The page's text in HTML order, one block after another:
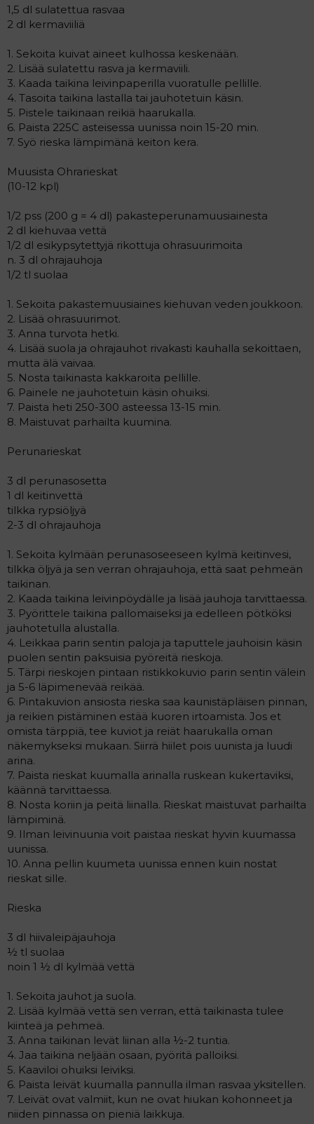
1,5 dl sulatettua rasvaa
2 dl kermaviiliä
1. Sekoita kuivat aineet kulhossa keskenään.
2. Lisää sulatettu rasva ja kermaviili.
3. Kaada taikina leivinpaperilla vuoratulle pellille.
4. Tasoita taikina lastalla tai jauhotetuin käsin.
5. Pistele taikinaan reikiä haarukalla.
6. Paista 225C asteisessa uunissa noin 15-20 min.
7. Syö rieska lämpimänä keiton kera.
Muusista Ohrarieskat
(10-12 kpl)
1/2 pss (200 g = 4 dl) pakasteperunamuusiainesta
2 dl kiehuvaa vettä
1/2 dl esikypsytettyjä rikottuja ohrasuurimoita
n. 3 dl ohrajauhoja
1/2 tl suolaa
1. Sekoita pakastemuusiaines kiehuvan veden joukkoon.
2. Lisää ohrasuurimot.
3. Anna turvota hetki.
4. Lisää suola ja ohrajauhot rivakasti kauhalla sekoittaen,
mutta älä vaivaa.
5. Nosta taikinasta kakkaroita pellille.
6. Painele ne jauhotetuin käsin ohuiksi.
7. Paista heti 250-300 asteessa 13-15 min.
8. Maistuvat parhailta kuumina.
Perunarieskat
3 dl perunasosetta
1 dl keitinvettä
tilkka rypsiöljyä
2-3 dl ohrajauhoja
1. Sekoita kylmään perunasoseeseen kylmä keitinvesi,
tilkka öljyä ja sen verran ohrajauhoja, että saat pehmeän
taikinan.
2. Kaada taikina leivinpöydälle ja lisää jauhoja tarvittaessa.
3. Pyörittele taikina pallomaiseksi ja edelleen pötköksi
jauhotetulla alustalla.
4. Leikkaa parin sentin paloja ja taputtele jauhoisin käsin
puolen sentin paksuisia pyöreitä rieskoja.
5. Tärpi rieskojen pintaan ristikkokuvio parin sentin välein
ja 5-6 läpimenevää reikää.
6. Pintakuvion ansiosta rieska saa kaunistäpläisen pinnan,
ja reikien pistäminen estää kuoren irtoamista. Jos et
omista tärppiä, tee kuviot ja reiät haarukalla oman
näkemykseksi mukaan. Siirrä hiilet pois uunista ja luudi
arina.
7. Paista rieskat kuumalla arinalla ruskean kukertaviksi,
käännä tarvittaessa.
8. Nosta koriin ja peitä liinalla. Rieskat maistuvat parhailta
lämpiminä.
9. Ilman leivinuunia voit paistaa rieskat hyvin kuumassa
uunissa.
10. Anna pellin kuumeta uunissa ennen kuin nostat
rieskat sille.
Rieska
3 dl hiivaleipäjauhoja
½ tl suolaa
noin 1 ½ dl kylmää vettä
1. Sekoita jauhot ja suola.
2. Lisää kylmää vettä sen verran, että taikinasta tulee
kiinteä ja pehmeä.
3. Anna taikinan levät liinan alla ½-2 tuntia.
4. Jaa taikina neljään osaan, pyöritä palloiksi.
5. Kaaviloi ohuiksi leiviksi.
6. Paista leivät kuumalla pannulla ilman rasvaa yksitellen.
7. Leivät ovat valmiit, kun ne ovat hiukan kohonneet ja
niiden pinnassa on pieniä laikkuja.